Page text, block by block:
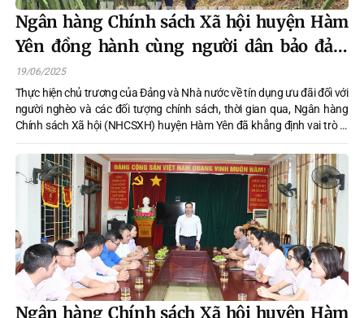
Ngân hàng Chính sách Xã hội huyện Hàm
Yên đồng hành cùng người dân bảo đảm
an sinh xã hội
19/06/2025
Thực hiện chủ trương của Đảng và Nhà nước về tín dụng ưu đãi đối với
người nghèo và các đối tượng chính sách, thời gian qua, Ngân hàng
Chính sách Xã hội (NHCSXH) huyện Hàm Yên đã khẳng định vai trò là
công cụ tài chính hữu hiệu trong hỗ trợ người dân phát triển kinh tế,
nâng cao đời sống và bảo đảm an sinh xã hội.
Ngân hàng Chính sách Xã hội huyện Hàm